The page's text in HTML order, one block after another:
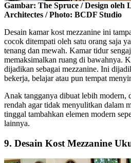
Gambar: The Spruce / Design oleh
Architectes / Photo: BCDF Studio
Desain kamar kost mezzanine ini
cocok ditempati oleh satu orang saja
tenang dan mewah. Kamar tidur
memaksimalkan ruang di bawahnya.
dijadikan sebagai mezzanine. Ini
bekerja, belajar atau pun tempat
Anak tangganya dibuat lebih modern,
rendah agar tidak menyulitkan dalam
tinggal tambahkan elemen modern
lainnya.
9. Desain Kost Mezzanine